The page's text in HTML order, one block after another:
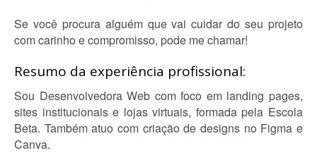
Se você procura alguém que vai cuidar do seu projeto
com carinho e compromisso, pode me chamar!
Resumo da experiência profissional:
Sou Desenvolvedora Web com foco em landing pages,
sites institucionais e lojas virtuais, formada pela Escola
Beta. Também atuo com criação de designs no Figma e
Canva.